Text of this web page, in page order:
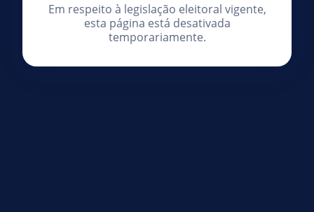
Em respeito à legislação eleitoral vigente,
esta página está desativada
temporariamente.